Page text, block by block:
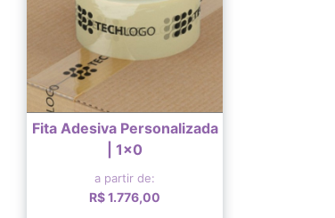
Fita Adesiva Personalizada
| 1x0
a partir de:
R$ 1.776,00